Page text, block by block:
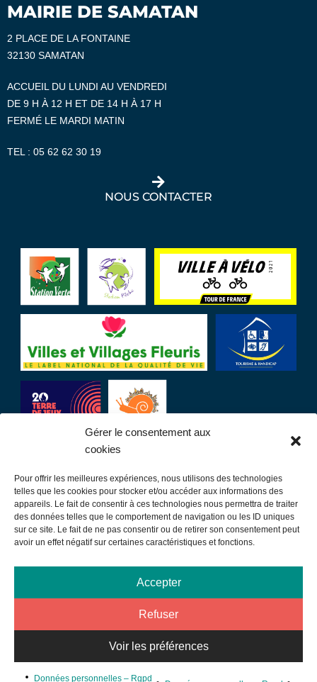
Gérer le consentement aux
cookies
Pour offrir les meilleures expériences, nous utilisons des technologies
telles que les cookies pour stocker et/ou accéder aux informations des
appareils. Le fait de consentir à ces technologies nous permettra de traiter
des données telles que le comportement de navigation ou les ID uniques
sur ce site. Le fait de ne pas consentir ou de retirer son consentement peut
avoir un effet négatif sur certaines caractéristiques et fonctions.
Accepter
Refuser
Voir les préférences
Données personnelles – Rgpd
MAIRIE DE SAMATAN
2 PLACE DE LA FONTAINE
32130 SAMATAN
ACCUEIL DU LUNDI AU VENDREDI
DE 9 H À 12 H ET DE 14 H À 17 H
FERMÉ LE MARDI MATIN
TEL : 05 62 62 30 19
NOUS CONTACTER
LIENS UTILES
Communauté de communes
Mentions légales
Données personnelles – Rgpd
©MAIRIEDESAMATAN2026 - Design par